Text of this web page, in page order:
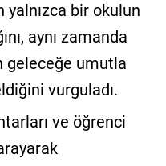
yalnızca bir okulun
aynı zamanda
geleceğe umutla
vurguladı.
ve öğrenci